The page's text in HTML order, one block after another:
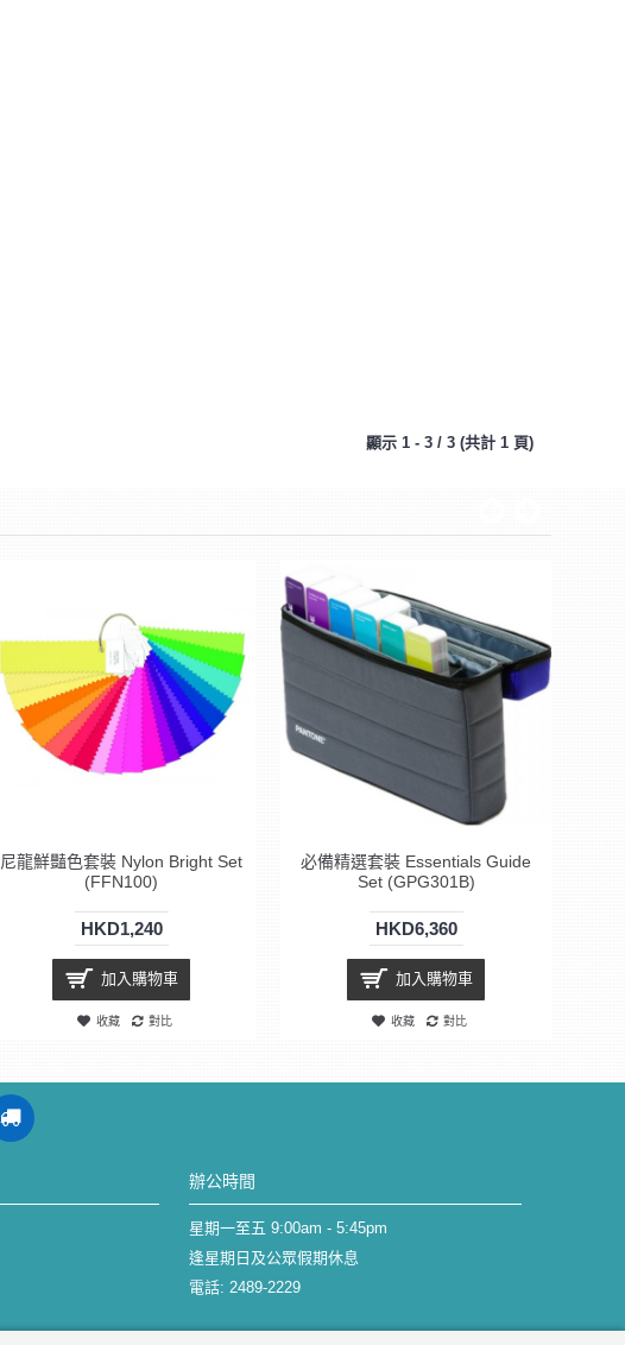
顯示 1 - 3 / 3 (共計 1 頁)
尼龍鮮豔色套裝 Nylon Bright Set
(FFN100)
HKD1,240
加入購物車
收藏 對比
必備精選套裝 Essentials Guide
Set (GPG301B)
HKD6,360
加入購物車
收藏 對比
辦公時間
星期一至五 9:00am - 5:45pm
逢星期日及公眾假期休息
電話: 2489-2229